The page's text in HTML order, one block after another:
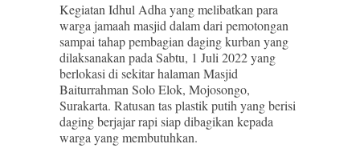
Kegiatan Idhul Adha yang melibatkan para
warga jamaah masjid dalam dari pemotongan
sampai tahap pembagian daging kurban yang
dilaksanakan pada Sabtu, 1 Juli 2022 yang
berlokasi di sekitar halaman Masjid
Baiturrahman Solo Elok, Mojosongo,
Surakarta. Ratusan tas plastik putih yang berisi
daging berjajar rapi siap dibagikan kepada
warga yang membutuhkan.